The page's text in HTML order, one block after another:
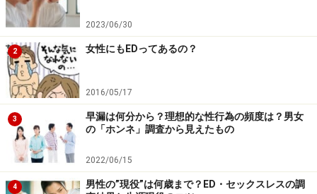
無い？」「愛情が薄れている？」「浮気をしている？」
など、よからぬ疑いをもたれてしまうことも少なくあり
ません。
性行為中の失敗を繰り返すと、それがトラウマとなり精
神面にも悪影響を及ぼしてEDが進行してしまう恐れがあ
りますので、気になった際には早めに医師へ相談しまし
ょう。
2023/06/30
2 女性にもEDってあるの？
2016/05/17
3
早漏は何分から？理想的な性行為の頻度は？男女
の「ホンネ」調査から見えたもの
2022/06/15
4
男性の”現役”は何歳まで？ED・セックスレスの調